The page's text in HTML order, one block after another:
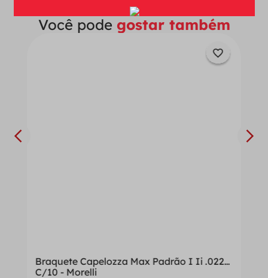
Você pode gostar também
Braquete Capelozza Max Padrão I Ii .022
C/10 - Morelli